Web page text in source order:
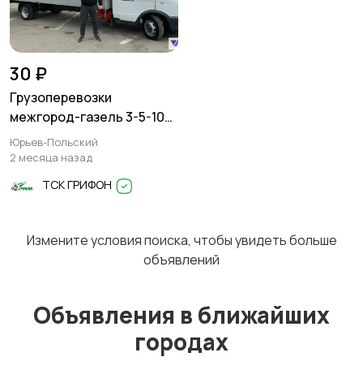
30 ₽
Грузоперевозки
межгород-газель 3-5-10
тонн
Юрьев-Польский
2 месяца назад
ТСК ГРИФОН
Измените условия поиска, чтобы увидеть больше
объявлений
Объявления в ближайших
городах